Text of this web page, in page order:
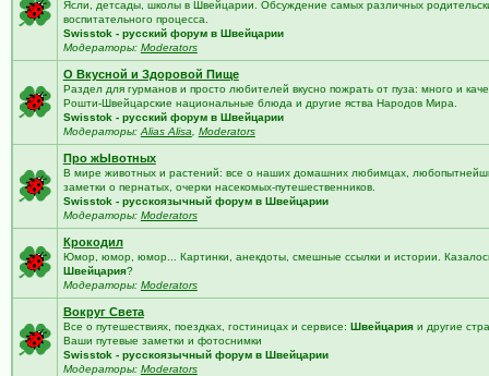
Ясли, детсады, школы в Швейцарии. Обсуждение самых различных
воспитательного процесса.
Swisstok - русский форум в Швейцарии
Модераторы: Moderators
О Вкусной и Здоровой Пище
Раздел для гурманов и просто любителей вкусно пожрать от пуза: много и
Рошти-Швейцарские национальные блюда и другие яства Народов Мира.
Swisstok - русский форум в Швейцарии
Модераторы: Alias Alisa Moderators
Про жЫвотных
В мире животных и растений: все о наших домашних любимцах,
заметки о пернатых, очерки насекомых-путешественников.
Swisstok - русскоязычный форум в Швейцарии
Модераторы: Moderators
Крокодил
Юмор, юмор, юмор... Картинки, анекдоты, смешные ссылки и истории.
Швейцария?
Модераторы: Moderators
Вокруг Света
Все о путешествиях, поездках, гостиницах и сервисе: Швейцарияи другие
Ваши путевые заметки и фотоснимки
Swisstok - русскоязычный форум в Швейцарии
Модераторы: Moderators